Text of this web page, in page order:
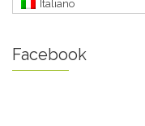
Italiano
Facebook